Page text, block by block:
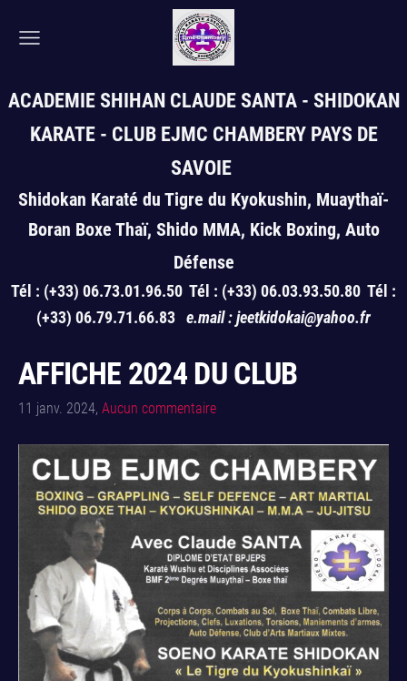
ACADEMIE SHIHAN CLAUDE SANTA - SHIDOKAN
KARATE - CLUB EJMC CHAMBERY PAYS DE
SAVOIE
Shidokan Karaté du Tigre du Kyokushin, Muaythaï-
Boran Boxe Thaï, Shido MMA, Kick Boxing, Auto
Défense
Tél : (+33) 06.73.01.96.50 Tél : (+33) 06.03.93.50.80 Tél :
(+33) 06.79.71.66.83 e.mail : jeetkidokai@yahoo.fr
AFFICHE 2024 DU CLUB
11 janv. 2024, Aucun commentaire